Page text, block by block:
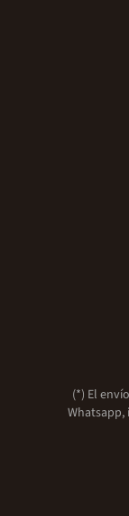
(*) El
Whatsapp,